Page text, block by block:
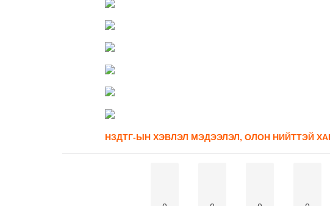
НЗДТГ-ЫН ХЭВЛЭЛ МЭДЭЭЛЭЛ, ОЛОН НИЙТТЭЙ